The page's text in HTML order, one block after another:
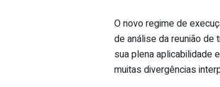
O novo regime de
de análise da reunião de
sua plena aplicabilidade
muitas divergências